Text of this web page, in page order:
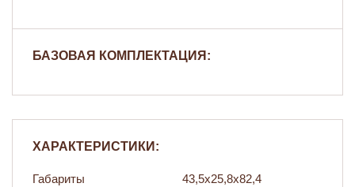
БАЗОВАЯ КОМПЛЕКТАЦИЯ:
ХАРАКТЕРИСТИКИ:
Габариты
43,5х25,8х82,4